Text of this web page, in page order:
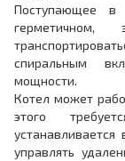
Поступающее в
спиральным
мощности.
Котел может
этого
управлять